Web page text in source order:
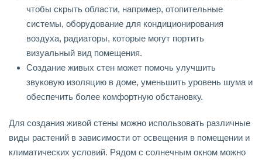
чтобы скрыть области, например, отопительные
системы, оборудование для кондиционирования
воздуха, радиаторы, которые могут портить
визуальный вид помещения.
Создание живых стен может помочь улучшить
звуковую изоляцию в доме, уменьшить уровень шума и
обеспечить более комфортную обстановку.
Для создания живой стены можно использовать различные
виды растений в зависимости от освещения в помещении и
климатических условий. Рядом с солнечным окном можно